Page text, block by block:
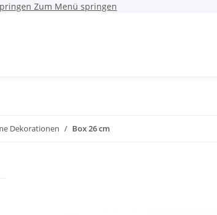
Zum Menü springen
Dekorationen Box 26 cm